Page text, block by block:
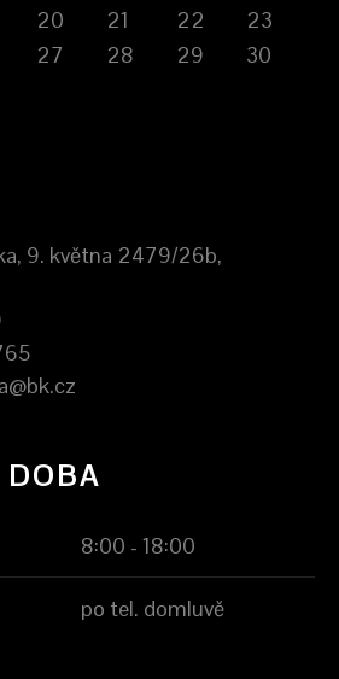
20 21 22
23
27 28 29
30
9. května 2479/26b,
8:00 - 18:00
po tel. domluvě